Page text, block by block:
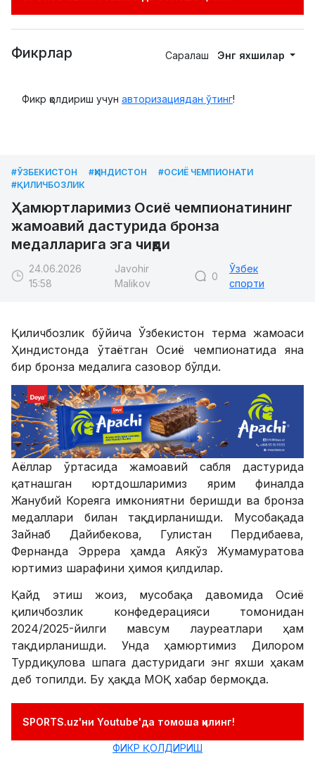
Фикрлар Саралаш Энг яхшилар
Фикр қолдириш учун авторизациядан ўтинг!
#ЎЗБЕКИСТОН #ҲИНДИСТОН
#ОСИЁ ЧЕМПИОНАТИ
#ҚИЛИЧБОЗЛИК
Ҳамюртларимиз Осиё чемпионатининг
жамоавий дастурида бронза
медалларига эга чиқди
24.06.2026
15:58
Javohir
Malikov
0
Ўзбек
спорти
Қиличбозлик бўйича Ўзбекистон терма жамоаси
Ҳиндистонда ўтаётган Осиё чемпионатида яна
бир бронза медалига сазовор бўлди.
Аёллар ўртасида жамоавий сабля дастурида
қатнашган юртдошларимиз ярим финалда
Жанубий Кореяга имкониятни беришди ва бронза
медаллари билан тақдирланишди. Мусобақада
Зайнаб Дайибекова, Гулистан Пердибаева,
Фернанда Эррера ҳамда Аякўз Жумамуратова
юртимиз шарафини ҳимоя қилдилар.
Қайд этиш жоиз, мусобақа давомида Осиё
қиличбозлик конфедерацияси томонидан
2024/2025-йилги мавсум лауреатлари ҳам
тақдирланишди. Унда ҳамюртимиз Дилором
Турдиқулова шпага дастуридаги энг яхши ҳакам
деб топилди. Бу ҳақда МОҚ хабар бермоқда.
SPORTS.uz'ни Youtube'да томоша қилинг!
ФИКР ҚОЛДИРИШ